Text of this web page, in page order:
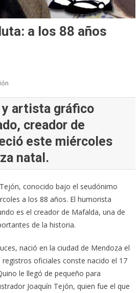
a los 88 años
y artista gráfico
creador de
este miércoles
natal.
conocido bajo el seudónimo
a los 88 años. El humorista
es el creador de Mafalda, una de
de la historia.
nació en la ciudad de Mendoza el
oficiales conste nacido el 17
le llegó de pequeño para
Joaquín Tejón, quien fue el que